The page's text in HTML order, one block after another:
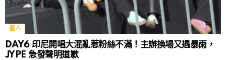
藝人
DAY6 印尼開唱大混亂惹粉絲不滿！主辦換場又遇暴雨，
JYPE 急發聲明道歉